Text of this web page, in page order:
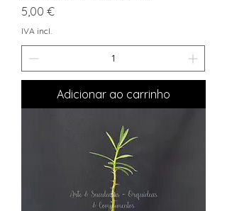
Preço
5,00 €
IVA incl.
Adicionar ao carrinho